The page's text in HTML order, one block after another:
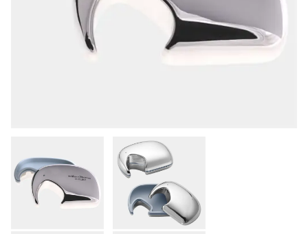
LEVERING & AFHENTNING
HANDELSBETINGELSER SØG